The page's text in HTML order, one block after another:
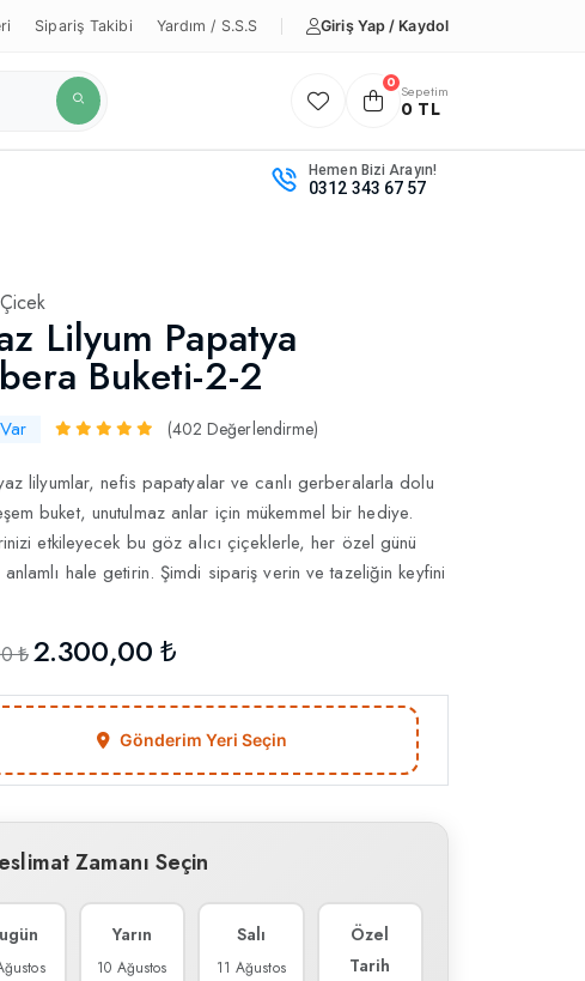
Sipariş Takibi Yardım / S.S.S Giriş Yap / Kaydol
0 Sepetim
0 TL
Hemen Bizi Arayın!
0312 343 67 57
Lilyum Papatya
Buketi-2-2
(402 Değerlendirme)
lilyumlar, nefis papatyalar ve canlı gerberalarla dolu
buket, unutulmaz anlar için mükemmel bir hediye.
etkileyecek bu göz alıcı çiçeklerle, her özel günü
hale getirin. Şimdi sipariş verin ve tazeliğin keyfini
₺2.300,00 ₺
Gönderim Yeri Seçin
Zamanı Seçin
Yarın
10 Ağustos
Salı
11 Ağustos
Özel
Tarih